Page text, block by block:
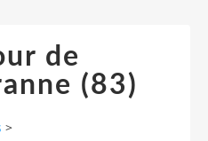
de
(83)
>